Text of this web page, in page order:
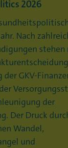
2026
Nach
stehen
GKV-
der
Der Druck
Wandel,
und